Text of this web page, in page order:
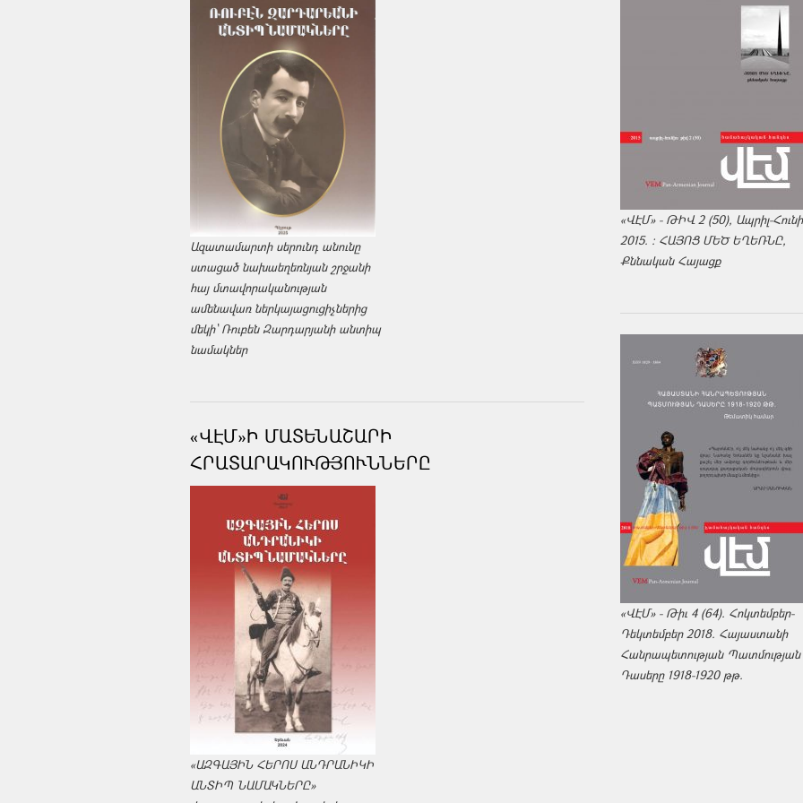
Ազատամարտի սերունդ անունը
ստացած նախաեղեռնյան շրջանի
հայ մտավորականության
ամենավառ ներկայացուցիչներից
մեկի՝ Ռուբեն Զարդարյանի անտիպ
նամակներ
«ՎԷՄ»Ի ՄԱՏԵՆԱՇԱՐԻ
ՀՐԱՏԱՐԱԿՈՒԹՅՈՒՆՆԵՐԸ
«ԱԶԳԱՅԻՆ ՀԵՐՈՍ ԱՆԴՐԱՆԻԿԻ
ԱՆՏԻՊ ՆԱՄԱԿՆԵՐԸ»
«ՎԷՄ» - ԹԻՎ 2 (50), Ապրիլ-
2015. : ՀԱՅՈՑ ՄԵԾ ԵՂԵՌՆԸ,
Քննական Հայացք
«ՎԷՄ» - Թիւ 4 (64). Հոկտեմբեր-
Դեկտեմբեր 2018. Հայաստանի
Հանրապետության Պատմության
Դասերը 1918-1920 թթ.